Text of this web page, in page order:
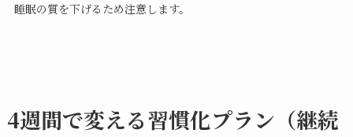
睡眠の質を下げるため注意します。
4週間で変える習慣化プラン（継続